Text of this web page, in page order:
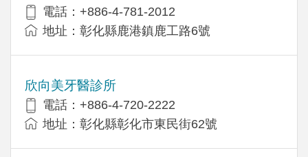
電話：+886-4-781-2012
地址：彰化縣鹿港鎮鹿工路6號
欣向美牙醫診所
電話：+886-4-720-2222
地址：彰化縣彰化市東民街62號